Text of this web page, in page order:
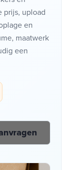
prijs, upload
en
maatwerk
een